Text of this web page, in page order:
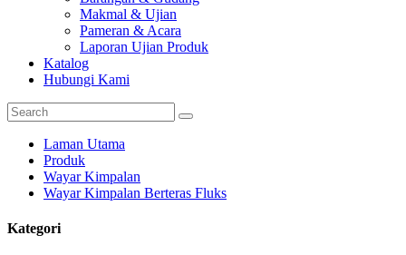
Makmal & Ujian
Pameran & Acara
Laporan Ujian Produk
Katalog
Hubungi Kami
Laman Utama
Produk
Wayar Kimpalan
Wayar Kimpalan Berteras Fluks
Kategori